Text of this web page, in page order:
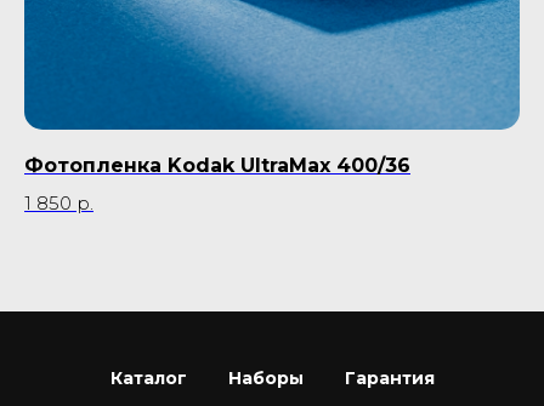
Фотопленка Kodak UltraMax 400/36
1 850 р.
Каталог Наборы Гарантия